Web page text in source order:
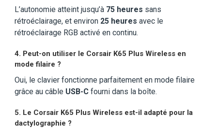
L’autonomie atteint jusqu’à 75 heures sans
rétroéclairage, et environ 25 heures avec le
rétroéclairage RGB activé en continu.
4. Peut-on utiliser le Corsair K65 Plus Wireless en
mode filaire ?
Oui, le clavier fonctionne parfaitement en mode filaire
grâce au câble USB-C fourni dans la boîte.
5. Le Corsair K65 Plus Wireless est-il adapté pour la
dactylographie ?